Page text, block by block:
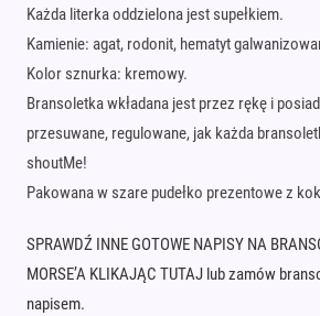
Każda literka oddzielona jest supełkiem.
Kamienie: agat, rodonit, hematyt
Kolor sznurka: kremowy.
Bransoletka wkładana jest przez rękę i
przesuwane, regulowane, jak każda
shoutMe!
Pakowana w szare pudełko prezentowe z
SPRAWDŹ INNE GOTOWE NAPISY NA
MORSE’A KLIKAJĄC TUTAJ lub zamów
napisem.